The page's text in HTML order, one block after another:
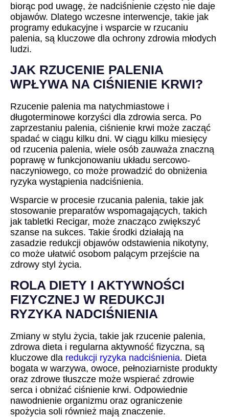
biorąc pod uwagę, że nadciśnienie często nie daje
objawów. Dlatego wczesne interwencje, takie jak
programy edukacyjne i wsparcie w rzucaniu
palenia, są kluczowe dla ochrony zdrowia młodych
ludzi.
JAK RZUCENIE PALENIA
WPŁYWA NA CIŚNIENIE KRWI?
Rzucenie palenia ma natychmiastowe i
długoterminowe korzyści dla zdrowia serca. Po
zaprzestaniu palenia, ciśnienie krwi może zacząć
spadać w ciągu kilku dni. W ciągu kilku miesięcy
od rzucenia palenia, wiele osób zauważa znaczną
poprawę w funkcjonowaniu układu sercowo-
naczyniowego, co może prowadzić do obniżenia
ryzyka wystąpienia nadciśnienia.
Wsparcie w procesie rzucania palenia, takie jak
stosowanie preparatów wspomagających, takich
jak tabletki Recigar, może znacząco zwiększyć
szanse na sukces. Takie środki działają na
zasadzie redukcji objawów odstawienia nikotyny,
co może ułatwić osobom palącym przejście na
zdrowy styl życia.
ROLA DIETY I AKTYWNOŚCI
FIZYCZNEJ W REDUKCJI
RYZYKA NADCIŚNIENIA
Zmiany w stylu życia, takie jak rzucenie palenia,
zdrowa dieta i regularna aktywność fizyczna, są
kluczowe dla redukcji ryzyka nadciśnienia. Dieta
bogata w warzywa, owoce, pełnoziarniste produkty
oraz zdrowe tłuszcze może wspierać zdrowie
serca i obniżać ciśnienie krwi. Odpowiednie
nawodnienie organizmu oraz ograniczenie
spożycia soli również mają znaczenie.